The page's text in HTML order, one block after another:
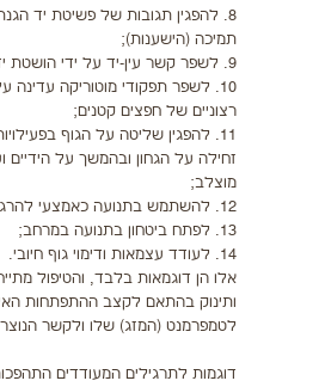
8. להפגין תגובות של פשיטת יד
תמיכה (הישענות);
9. לשפר קשר עין-יד על ידי הושטת יד לחפצים;
10. לשפר תפקודי מוטוריקה עדינה
רצוניים של חפצים קטנים;
11. להפגין שליטה על הגוף
זחילה על הגחון ובהמשך על הידיים
מוצלב;
12. להשתמש בתנועה כאמצעי להרגעה ולוויסות;
13. לפתח ביטחון בתנועה במרחב;
14. לעודד עצמאות ודימוי גוף חיובי.
אלו הן דוגמאות בלבד, והטיפול
ותינוק בהתאם לקצב ההתפתחות
לטמפרמנט (המזג) שלו ולקשר הנוצר
דוגמות לתרגילים המעודדים